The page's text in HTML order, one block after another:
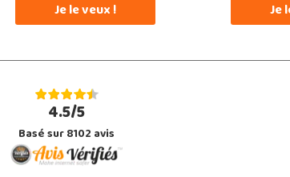
Je le veux ! Je
4.5/5
Basé sur 8102 avis